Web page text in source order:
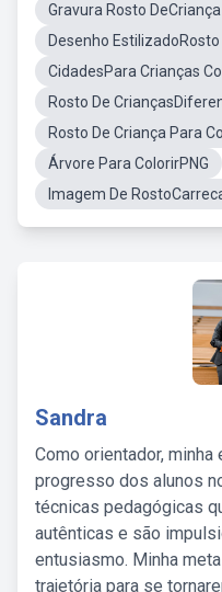
Gravura Rosto
Desenho
CidadesPara Crianças
Rosto De
Rosto De Criança Para
Árvore Para ColorirPNG
Imagem De
Sandra
Como orientador,
progresso dos alunos
técnicas pedagógicas
autênticas e são
entusiasmo. Minha
trajetória para se